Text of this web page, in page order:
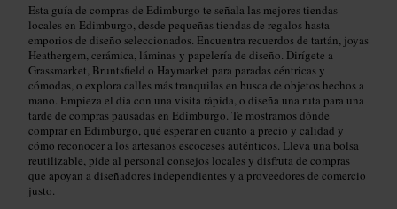
Esta guía de compras de Edimburgo te señala las mejores tiendas
locales en Edimburgo, desde pequeñas tiendas de regalos hasta
emporios de diseño seleccionados. Encuentra recuerdos de tartán, joyas
Heathergem, cerámica, láminas y papelería de diseño. Dirígete a
Grassmarket, Bruntsfield o Haymarket para paradas céntricas y
cómodas, o explora calles más tranquilas en busca de objetos hechos a
mano. Empieza el día con una visita rápida, o diseña una ruta para una
tarde de compras pausadas en Edimburgo. Te mostramos dónde
comprar en Edimburgo, qué esperar en cuanto a precio y calidad y
cómo reconocer a los artesanos escoceses auténticos. Lleva una bolsa
reutilizable, pide al personal consejos locales y disfruta de compras
que apoyan a diseñadores independientes y a proveedores de comercio
justo.